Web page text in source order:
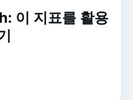
이 지표를 활용